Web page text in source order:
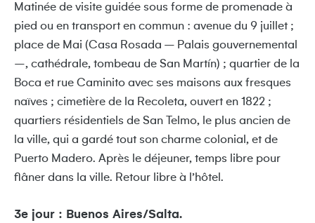
Matinée de visite guidée sous forme de promenade à
pied ou en transport en commun : avenue du 9 juillet ;
place de Mai (Casa Rosada – Palais gouvernemental
–, cathédrale, tombeau de San Martín) ; quartier de la
Boca et rue Caminito avec ses maisons aux fresques
naïves ; cimetière de la Recoleta, ouvert en 1822 ;
quartiers résidentiels de San Telmo, le plus ancien de
la ville, qui a gardé tout son charme colonial, et de
Puerto Madero. Après le déjeuner, temps libre pour
flâner dans la ville. Retour libre à l’hôtel.
3e jour : Buenos Aires/Salta.